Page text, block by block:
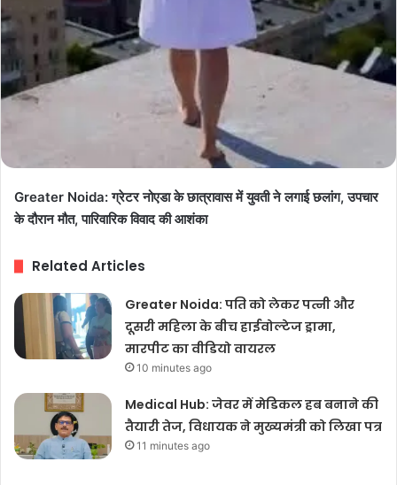
Greater Noida: ग्रेटर नोएडा के छात्रावास में युवती ने लगाई छलांग, उपचार
के दौरान मौत, पारिवारिक विवाद की आशंका
Related Articles
Greater Noida: पति को लेकर पत्नी और
दूसरी महिला के बीच हाईवोल्टेज ड्रामा,
मारपीट का वीडियो वायरल
10 minutes ago
Medical Hub: जेवर में मेडिकल हब बनाने की
तैयारी तेज, विधायक ने मुख्यमंत्री को लिखा पत्र
11 minutes ago